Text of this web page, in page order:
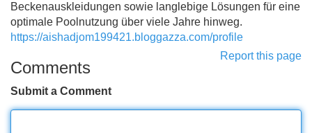
Beckenauskleidungen sowie langlebige Lösungen für eine
optimale Poolnutzung über viele Jahre hinweg.
https://aishadjom199421.bloggazza.com/profile
Report this page
Comments
Submit a Comment